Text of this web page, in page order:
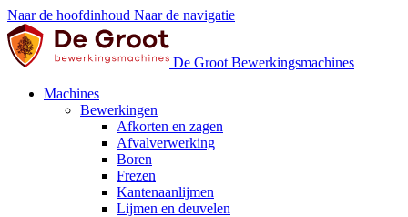
Naar de hoofdinhoud Naar de navigatie
De Groot Bewerkingsmachines
Machines
Bewerkingen
Afkorten en zagen
Afvalverwerking
Boren
Frezen
Kantenaanlijmen
Lijmen en deuvelen